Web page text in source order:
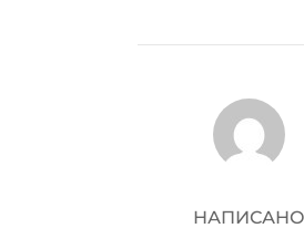
АВТОР
НАПИСАНО